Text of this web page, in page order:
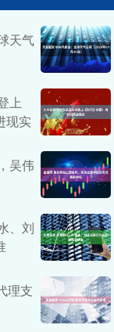
天气
上
现实
吴伟
、刘
理支